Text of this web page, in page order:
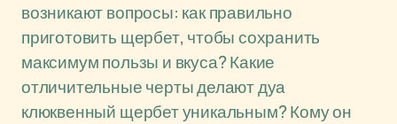
возникают вопросы: как правильно
приготовить щербет, чтобы сохранить
максимум пользы и вкуса? Какие
отличительные черты делают дуа
клюквенный щербет уникальным? Кому он